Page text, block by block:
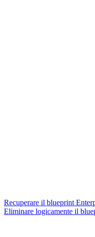
Recuperare il blueprint
Eliminare logicamente il